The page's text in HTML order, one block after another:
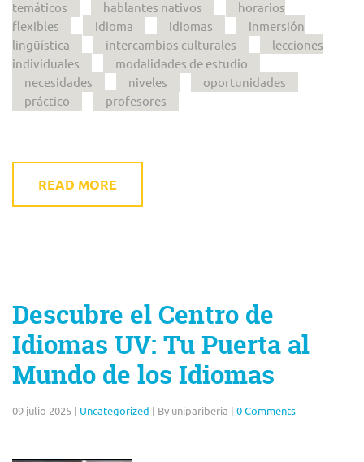
temáticos hablantes nativos
horarios
flexibles
idioma idiomas
inmersión
lingüística
intercambios culturales
lecciones
individuales
modalidades de estudio
necesidades
niveles
oportunidades
práctico
profesores
READ MORE
Descubre el Centro de
Idiomas UV: Tu Puerta al
Mundo de los Idiomas
09 julio 2025 | Uncategorized | By unipariberia | 0 Comments